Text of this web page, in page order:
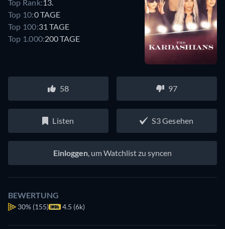
Top Rank:13.
Top 10:0 TAGE
Top 100:31 TAGE
Top 1.000:200 TAGE
58 97
Listen S3 Gesehen
Einloggen, um Watchlist zu syncen
BEWERTUNG
30% (155) 4.5 (6k)